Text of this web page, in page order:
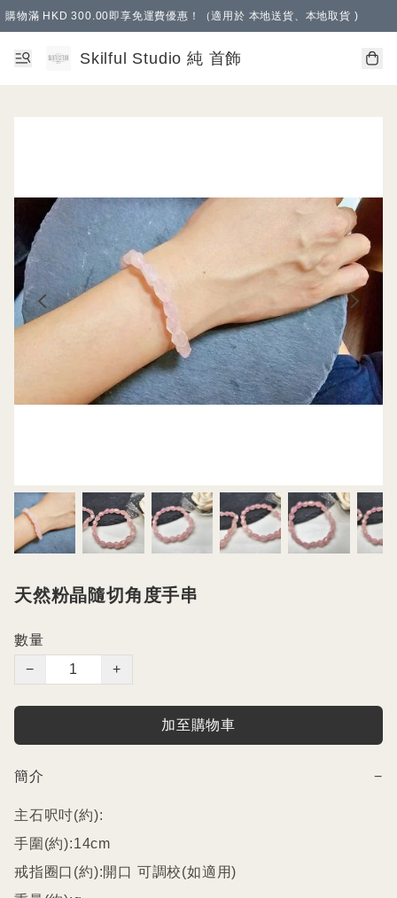
購物滿 HKD 300.00即享免運費優惠！（適用於 本地送貨、本地取貨 )
Skilful Studio 純 首飾
天然粉晶隨切角度手串
數量
−
+
加至購物車
簡介 −
主石呎吋(約):
手圍(約):14cm
戒指圈口(約):開口 可調校(如適用)